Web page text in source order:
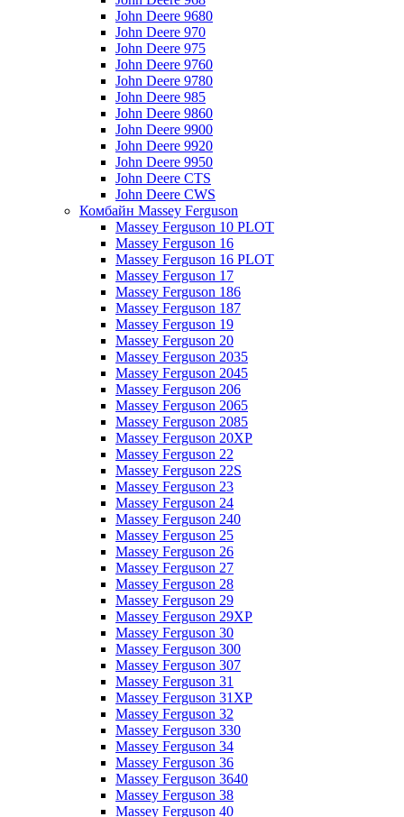
John Deere 9680
John Deere 970
John Deere 975
John Deere 9760
John Deere 9780
John Deere 985
John Deere 9860
John Deere 9900
John Deere 9920
John Deere 9950
John Deere CTS
John Deere CWS
Комбайн Massey Ferguson
Massey Ferguson 10 PLOT
Massey Ferguson 16
Massey Ferguson 16 PLOT
Massey Ferguson 17
Massey Ferguson 186
Massey Ferguson 187
Massey Ferguson 19
Massey Ferguson 20
Massey Ferguson 2035
Massey Ferguson 2045
Massey Ferguson 206
Massey Ferguson 2065
Massey Ferguson 2085
Massey Ferguson 20XP
Massey Ferguson 22
Massey Ferguson 22S
Massey Ferguson 23
Massey Ferguson 24
Massey Ferguson 240
Massey Ferguson 25
Massey Ferguson 26
Massey Ferguson 27
Massey Ferguson 28
Massey Ferguson 29
Massey Ferguson 29XP
Massey Ferguson 30
Massey Ferguson 300
Massey Ferguson 307
Massey Ferguson 31
Massey Ferguson 31XP
Massey Ferguson 32
Massey Ferguson 330
Massey Ferguson 34
Massey Ferguson 36
Massey Ferguson 3640
Massey Ferguson 38
Massey Ferguson 40